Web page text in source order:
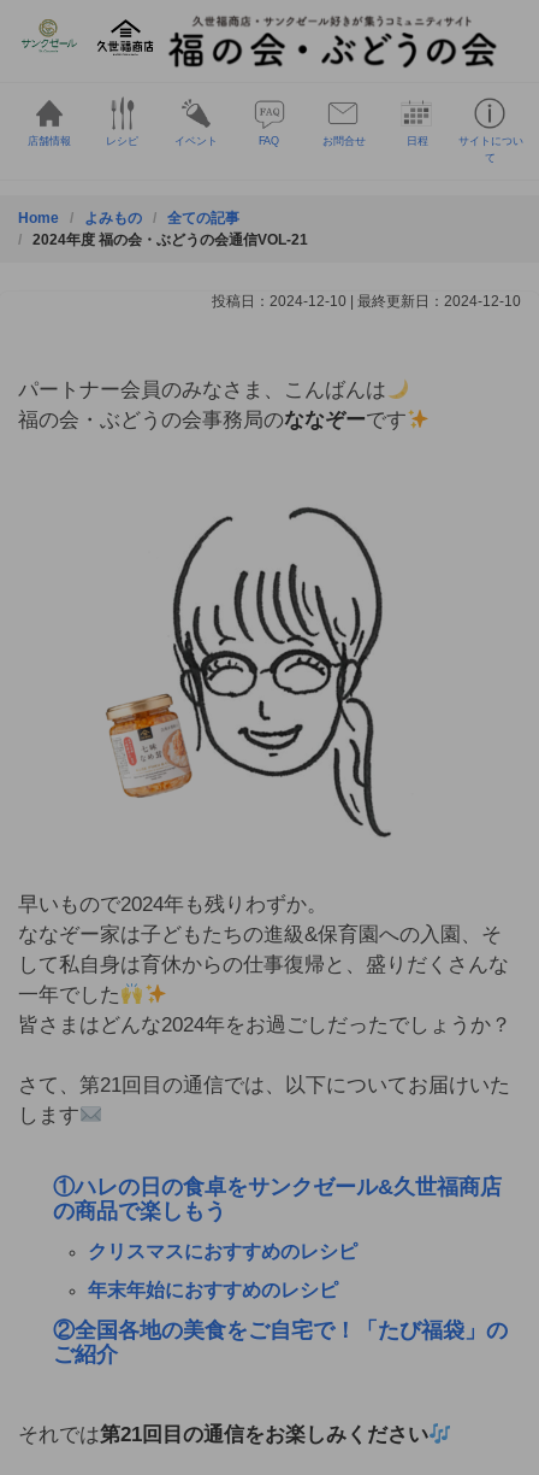
店舗情報 レシピ イベント FAQ お問合せ 日程
サイトについ
て
Home よみもの
全ての記事
2024年度 福の会・ぶどうの会通信VOL-21
投稿日：2024-12-10 | 最終更新日：2024-12-10
パートナー会員のみなさま、こんばんは
福の会・ぶどうの会事務局のななぞーです
早いもので2024年も残りわずか。
ななぞー家は子どもたちの進級&保育園への入園、そ
して私自身は育休からの仕事復帰と、盛りだくさんな
一年でした
皆さまはどんな2024年をお過ごしだったでしょうか？
さて、第21回目の通信では、以下についてお届けいた
します
①ハレの日の食卓をサンクゼール&久世福商店
の商品で楽しもう
クリスマスにおすすめのレシピ
年末年始におすすめのレシピ
②全国各地の美食をご自宅で！「たび福袋」の
ご紹介
それでは第21回目の通信をお楽しみください